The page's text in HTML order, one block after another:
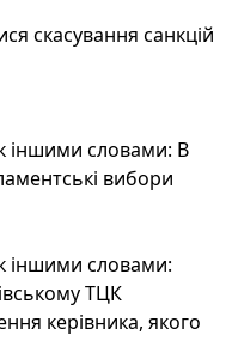
скасування санкцій
іншими словами: В
вибори
іншими словами:
ТЦК
керівника, якого